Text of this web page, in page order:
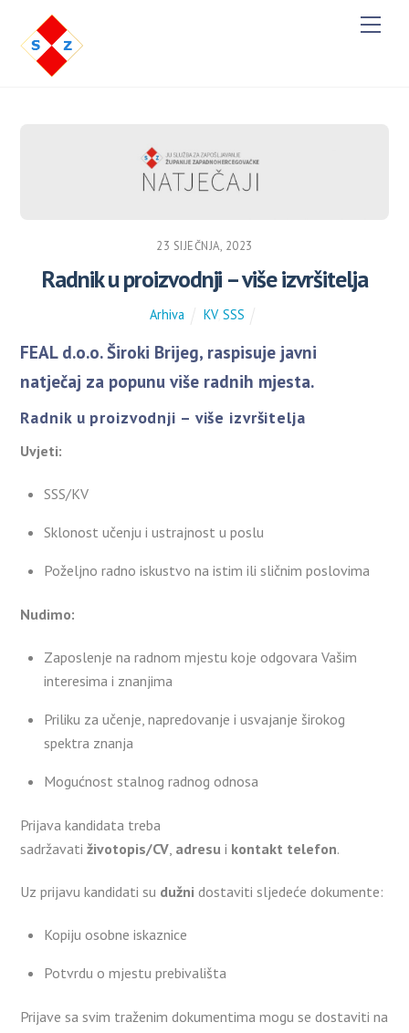
M
e
23 SIJEČNJA, 2023
Radnik u proizvodnji – više izvršitelja
Arhiva KV, SSS
FEAL d.o.o. Široki Brijeg, raspisuje javni
natječaj za popunu više radnih mjesta.
Radnik u proizvodnji – više izvršitelja
Uvjeti:
SSS/KV
Sklonost učenju i ustrajnost u poslu
Poželjno radno iskustvo na istim ili sličnim poslovima
Nudimo:
Zaposlenje na radnom mjestu koje odgovara Vašim
interesima i znanjima
Priliku za učenje, napredovanje i usvajanje širokog
spektra znanja
Mogućnost stalnog radnog odnosa
Prijava kandidata treba
sadržavatiživotopis/CV, adresu i kontakt telefon.
Uz prijavu kandidati su dužni dostaviti sljedeće dokumente:
Kopiju osobne iskaznice
Potvrdu o mjestu prebivališta
Prijave sa svim traženim dokumentima mogu se dostaviti na